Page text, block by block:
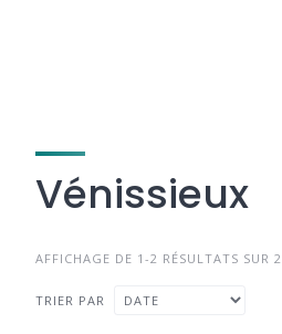
Vénissieux
AFFICHAGE DE 1-2 RÉSULTATS SUR 2
TRIER PAR